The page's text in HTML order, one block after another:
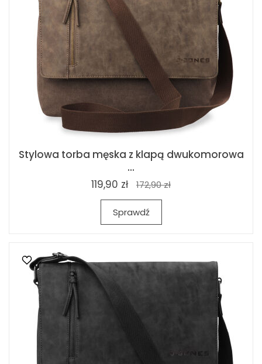
Stylowa torba męska z klapą dwukomorowa
...
119,90 zł
172,90 zł
Sprawdź